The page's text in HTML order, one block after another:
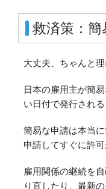
救済策：簡
大丈夫、ちゃんと
日本の雇用主が簡
い日付で発行され
簡易な申請は本当
申請してすぐに許可
雇用関係の継続を
り直したり、最新